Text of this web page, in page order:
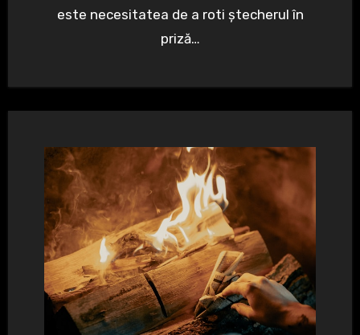
este necesitatea de a roti ștecherul în
priză…